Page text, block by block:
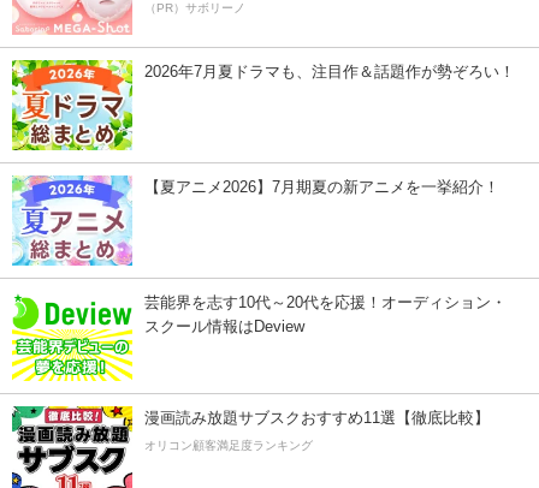
（PR）サボリーノ
2026年7月夏ドラマも、注目作＆話題作が勢ぞろい！
【夏アニメ2026】7月期夏の新アニメを一挙紹介！
芸能界を志す10代～20代を応援！オーディション・
スクール情報はDeview
漫画読み放題サブスクおすすめ11選【徹底比較】
オリコン顧客満足度ランキング